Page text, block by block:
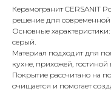
Керамогранит CERSANIT
решение для современной
Основные
серый.
Материал подходит для
кухне, прихожей,
Покрытие рассчитано на
очищается и помогает